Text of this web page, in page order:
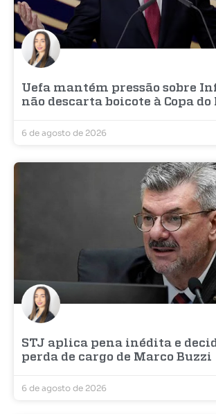
Uefa mantém pressão sobre
não descarta boicote à Copa do
6 de agosto de 2026
STJ aplica pena inédita e
perda de cargo de Marco Buzzi
6 de agosto de 2026